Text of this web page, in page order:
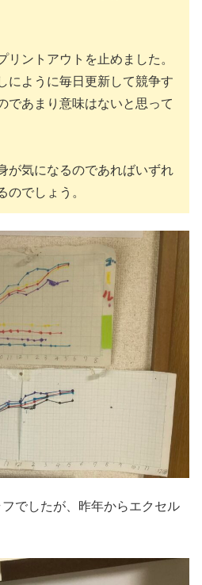
リントアウトを止めました。
にように毎日更新して競争す
であまり意味はないと思って
が気になるのであればいずれ
のでしょう。
でしたが、昨年からエクセル